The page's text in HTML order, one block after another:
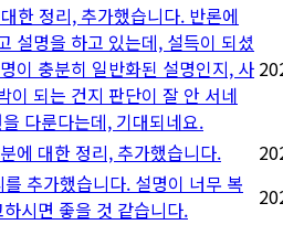
한 정리, 추가했습니다. 반론에
설명을 하고 있는데, 설득이 되셨
이 충분히 일반화된 설명인지, 사
이 되는 건지 판단이 잘 안 서네
다룬다는데, 기대되네요.
에 대한 정리, 추가했습니다.
추가했습니다. 설명이 너무 복
시면 좋을 것 같습니다.